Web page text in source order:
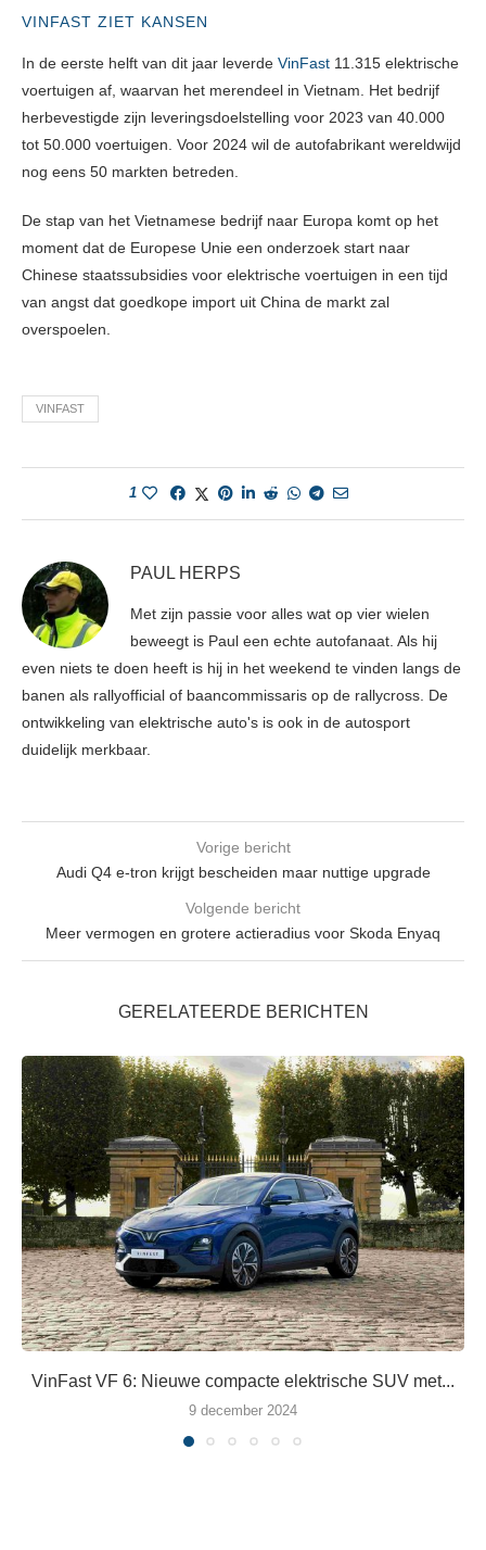
VINFAST ZIET KANSEN
In de eerste helft van dit jaar leverde VinFast 11.315 elektrische
voertuigen af, waarvan het merendeel in Vietnam. Het bedrijf
herbevestigde zijn leveringsdoelstelling voor 2023 van 40.000
tot 50.000 voertuigen. Voor 2024 wil de autofabrikant wereldwijd
nog eens 50 markten betreden.
De stap van het Vietnamese bedrijf naar Europa komt op het
moment dat de Europese Unie een onderzoek start naar
Chinese staatssubsidies voor elektrische voertuigen in een tijd
van angst dat goedkope import uit China de markt zal
overspoelen.
VINFAST
1
PAUL HERPS
Met zijn passie voor alles wat op vier wielen
beweegt is Paul een echte autofanaat. Als hij
even niets te doen heeft is hij in het weekend te vinden langs de
banen als rallyofficial of baancommissaris op de rallycross. De
ontwikkeling van elektrische auto's is ook in de autosport
duidelijk merkbaar.
Vorige bericht
Audi Q4 e-tron krijgt bescheiden maar nuttige upgrade
Volgende bericht
Meer vermogen en grotere actieradius voor Skoda Enyaq
GERELATEERDE BERICHTEN
VinFast VF 6: Nieuwe compacte elektrische SUV met...
9 december 2024